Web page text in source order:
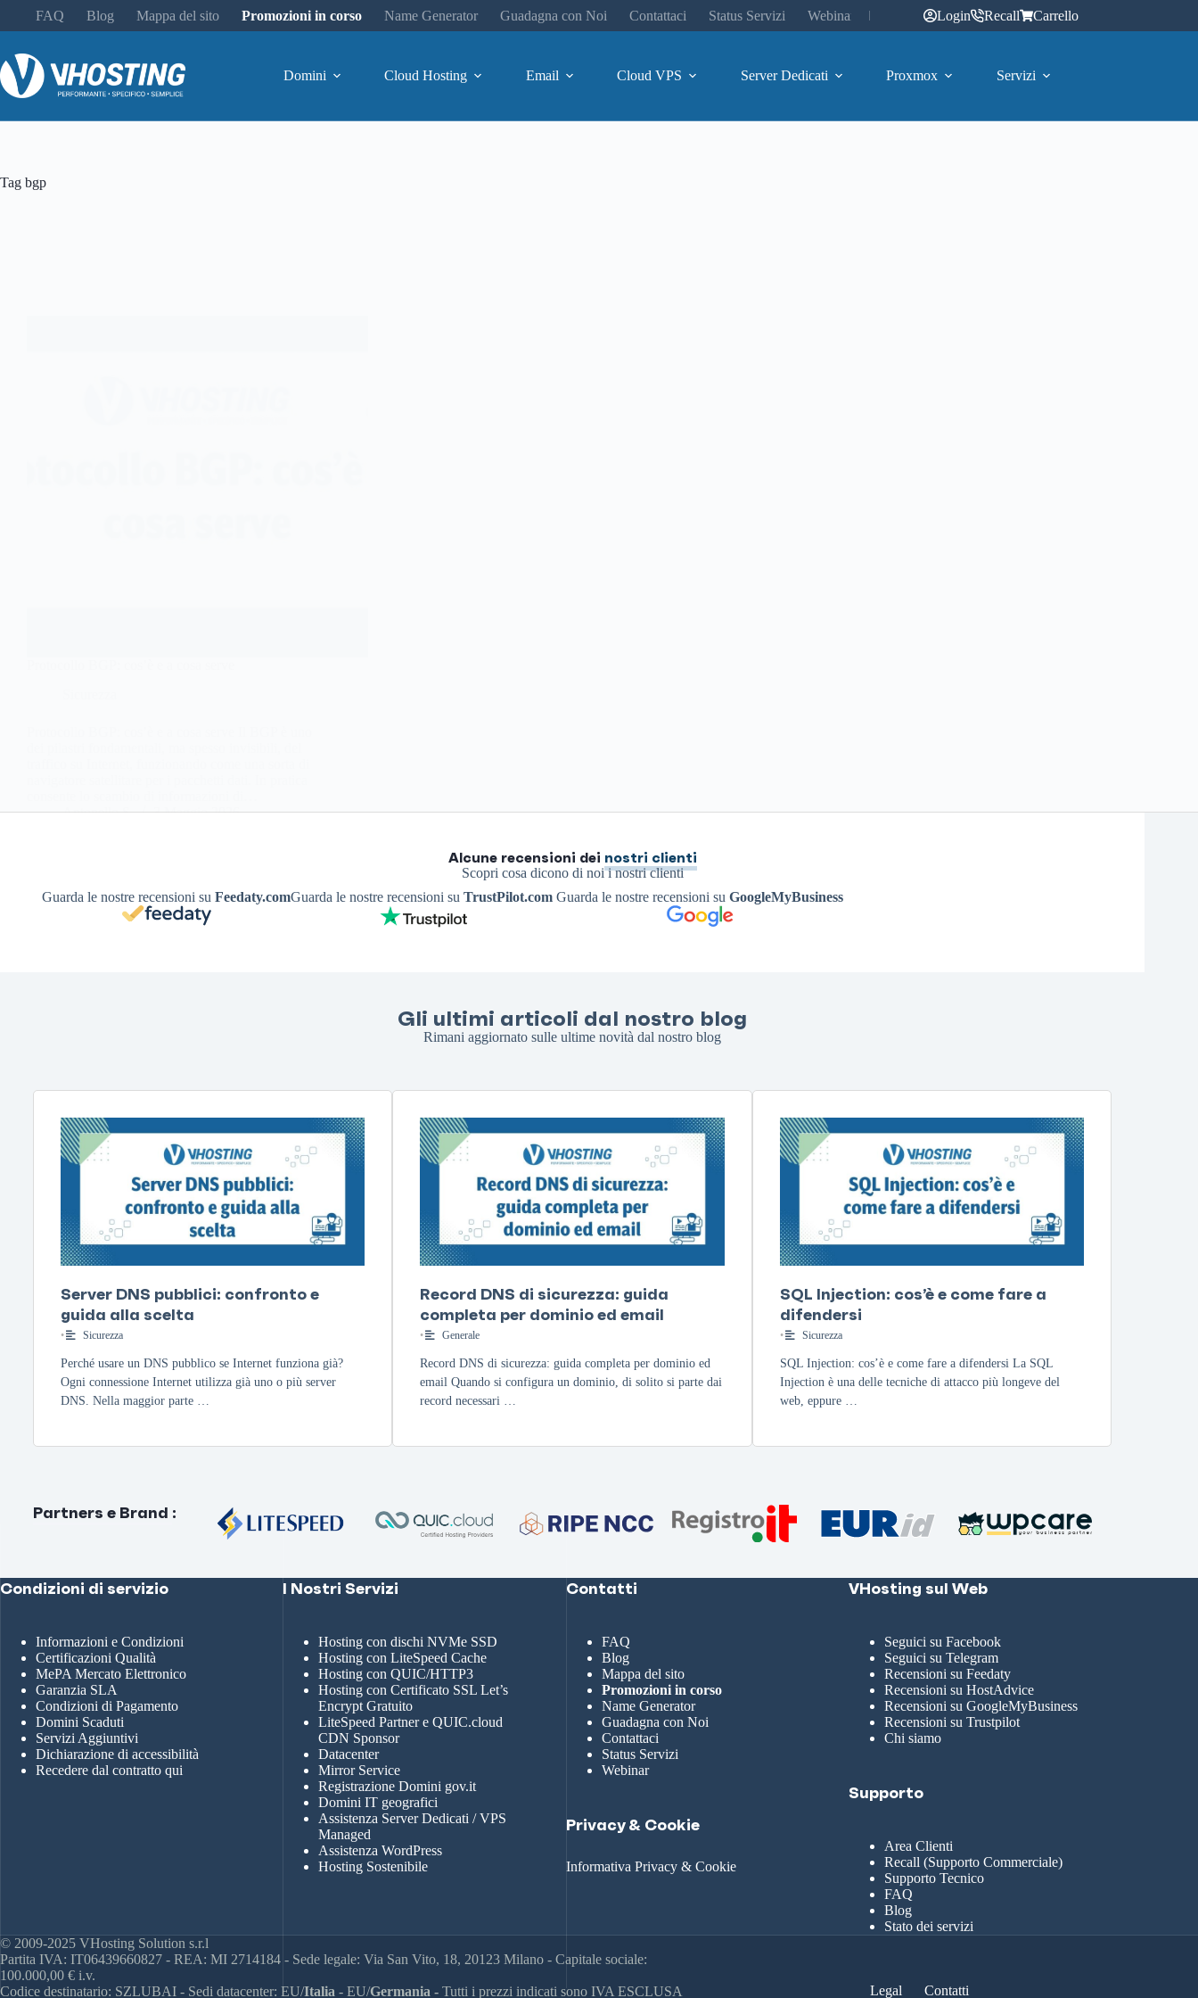
FAQ Blog Mappa del sito Promozioni in corso Name Generator Guadagna con Noi Contattaci Status Servizi Webinar Login Recall Carrello
Domini Cloud Hosting Email Cloud VPS Server Dedicati Proxmox Servizi
Tag bgp
Antonello S.
3 Maggio 2026
Alcune recensioni dei nostri clienti
Scopri cosa dicono di noi i nostri clienti
Guarda le nostre recensioni suFeedaty.comGuarda le nostre recensioni suTrustPilot.com Guarda le nostre recensioni suGoogleMyBusiness
Gli ultimi articoli dal nostro blog
Rimani aggiornato sulle ultime novità dal nostro blog
Server DNS pubblici: confronto e
guida alla scelta
• Sicurezza
Perché usare un DNS pubblico se Internet funziona già?
Ogni connessione Internet utilizza già uno o più server
DNS. Nella maggior parte …
Record DNS di sicurezza: guida
completa per dominio ed email
• Generale
Record DNS di sicurezza: guida completa per dominio ed
email Quando si configura un dominio, di solito si parte dai
record necessari …
SQL Injection: cos’è e come fare a
difendersi
• Sicurezza
SQL Injection: cos’è e come fare a difendersi La SQL
Injection è una delle tecniche di attacco più longeve del
web, eppure …
Partners e Brand :
Condizioni di servizio
Informazioni e Condizioni
Certificazioni Qualità
MePA Mercato Elettronico
Garanzia SLA
Condizioni di Pagamento
Domini Scaduti
Servizi Aggiuntivi
Dichiarazione di accessibilità
Recedere dal contratto qui
I Nostri Servizi
Hosting con dischi NVMe SSD
Hosting con LiteSpeed Cache
Hosting con QUIC/HTTP3
Hosting con Certificato SSL Let’s
Encrypt Gratuito
LiteSpeed Partner e QUIC.cloud
CDN Sponsor
Datacenter
Mirror Service
Registrazione Domini gov.it
Domini IT geografici
Assistenza Server Dedicati / VPS
Managed
Assistenza WordPress
Hosting Sostenibile
Contatti
FAQ
Blog
Mappa del sito
Promozioni in corso
Name Generator
Guadagna con Noi
Contattaci
Status Servizi
Webinar
Privacy & Cookie
Informativa Privacy & Cookie
VHosting sul Web
Seguici su Facebook
Seguici su Telegram
Recensioni su Feedaty
Recensioni su HostAdvice
Recensioni su GoogleMyBusiness
Recensioni su Trustpilot
Chi siamo
Supporto
Area Clienti
Recall (Supporto Commerciale)
Supporto Tecnico
FAQ
Blog
Stato dei servizi
© 2009-2025 VHosting Solution s.r.l
Partita IVA: IT06439660827 - REA: MI 2714184 - Sede legale: Via San Vito, 18, 20123 Milano - Capitale sociale:
100.000,00 € i.v.
Codice destinatario: SZLUBAI - Sedi datacenter: EU/Italia - EU/Germania - Tutti i prezzi indicati sono IVA ESCLUSA Legal Contatti